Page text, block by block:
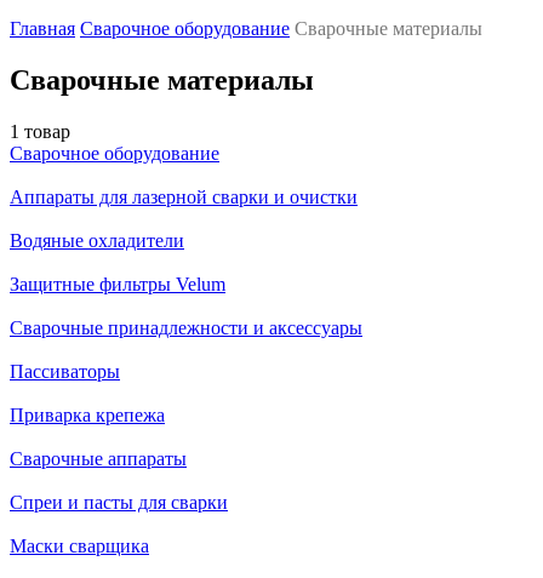
Главная Сварочное оборудование Сварочные материалы
Сварочные материалы
1 товар
Сварочное оборудование
Аппараты для лазерной сварки и очистки
Водяные охладители
Защитные фильтры Velum
Сварочные принадлежности и аксессуары
Пассиваторы
Приварка крепежа
Сварочные аппараты
Спреи и пасты для сварки
Маски сварщика